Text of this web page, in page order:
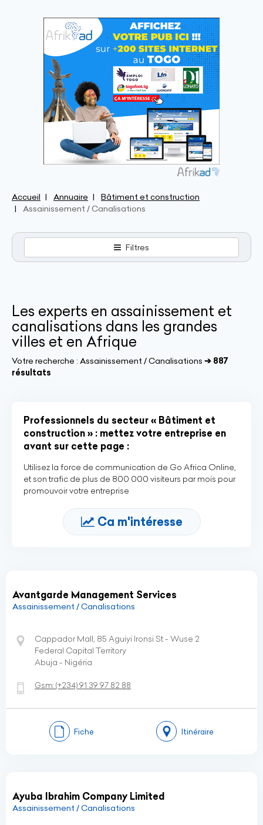
Accueil Annuaire
Bâtiment et construction
Assainissement / Canalisations
Filtres
Les experts en assainissement et
canalisations dans les grandes
villes et en Afrique
Votre recherche : Assainissement / Canalisations ➔ 887
résultats
Professionnels du secteur « Bâtiment et
construction » : mettez votre entreprise en
avant sur cette page :
Utilisez la force de communication de Go Africa Online,
et son trafic de plus de 800 000 visiteurs par mois pour
promouvoir votre entreprise
Ca m'intéresse
Avantgarde Management Services
Assainissement / Canalisations
Cappador Mall, 85 Aguiyi Ironsi St - Wuse 2
Federal Capital Territory
Abuja - Nigéria
Gsm:(+234)91 39 97 82 88
Fiche Itinéraire
Ayuba Ibrahim Company Limited
Assainissement / Canalisations